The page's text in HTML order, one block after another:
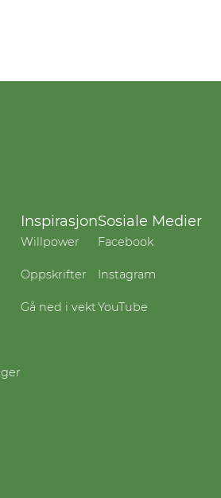
Inspirasjon
Willpower
Oppskrifter
Gå ned i vekt
Sosiale Medier
Facebook
Instagram
YouTube